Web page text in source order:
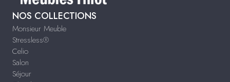
NOS COLLECTIONS
Monsieur Meuble
Stressless®
Celio
Salon
Séjour